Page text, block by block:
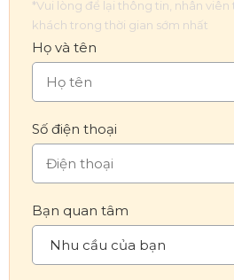
*Vui lòng để lại thông tin, nhân viên
khách trong thời gian sớm nhất
Họ và tên
Số điện thoại
Bạn quan tâm